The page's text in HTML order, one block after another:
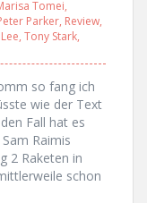
Tomei,
Parker, Review,
, Tony Stark,
so fang ich
wie der Text
Fall hat es
Raimis
2 Raketen in
schon